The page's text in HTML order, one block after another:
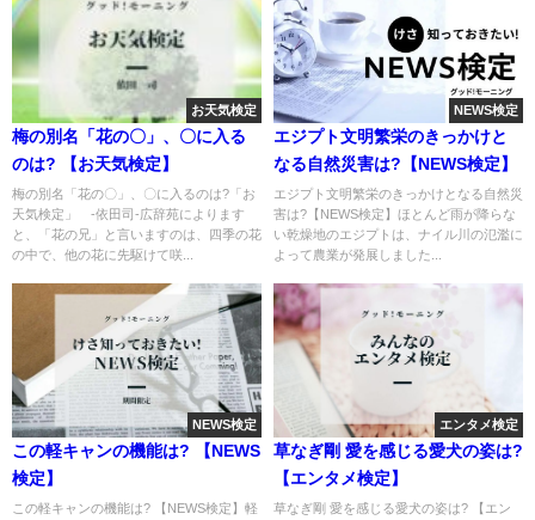
お天気検定
梅の別名「花の〇」、〇に入る
のは? 【お天気検定】
梅の別名「花の〇」、〇に入るのは?「お
天気検定」 -依田司-広辞苑によります
と、「花の兄」と言いますのは、四季の花
の中で、他の花に先駆けて咲...
NEWS検定
エジプト文明繁栄のきっかけと
なる自然災害は?【NEWS検定】
エジプト文明繁栄のきっかけとなる自然災
害は?【NEWS検定】ほとんど雨が降らな
い乾燥地のエジプトは、ナイル川の氾濫に
よって農業が発展しました...
NEWS検定
この軽キャンの機能は? 【NEWS
検定】
この軽キャンの機能は? 【NEWS検定】軽
エンタメ検定
草なぎ剛 愛を感じる愛犬の姿は?
【エンタメ検定】
草なぎ剛 愛を感じる愛犬の姿は? 【エン